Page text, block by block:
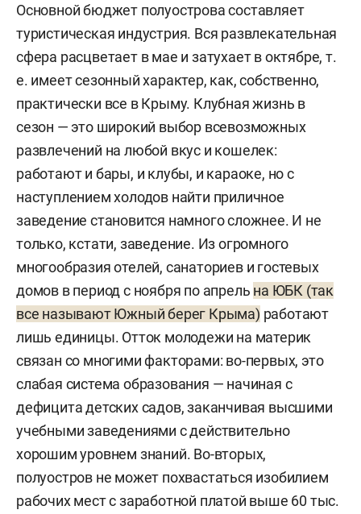
Основной бюджет полуострова составляет
туристическая индустрия. Вся развлекательная
сфера расцветает в мае и затухает в октябре, т.
е. имеет сезонный характер, как, собственно,
практически все в Крыму. Клубная жизнь в
сезон — это широкий выбор всевозможных
развлечений на любой вкус и кошелек:
работают и бары, и клубы, и караоке, но с
наступлением холодов найти приличное
заведение становится намного сложнее. И не
только, кстати, заведение. Из огромного
многообразия отелей, санаториев и гостевых
домов в период с ноября по апрель на ЮБК (так
все называют Южный берег Крыма) работают
лишь единицы. Отток молодежи на материк
связан со многими факторами: во-первых, это
слабая система образования — начиная с
дефицита детских садов, заканчивая высшими
учебными заведениями с действительно
хорошим уровнем знаний. Во-вторых,
полуостров не может похвастаться изобилием
рабочих мест с заработной платой выше 60 тыс.